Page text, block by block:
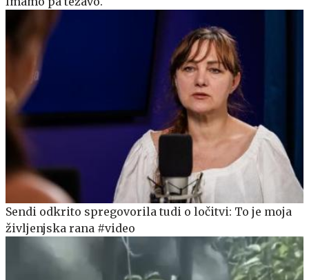
Sendi odkrito spregovorila tudi o ločitvi: To je moja
življenjska rana #video